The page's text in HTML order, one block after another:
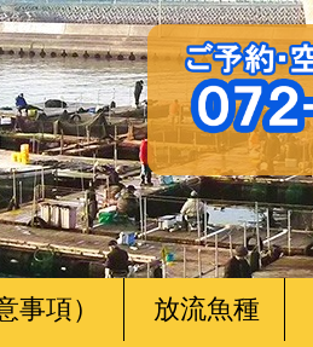
事項） 放流魚種